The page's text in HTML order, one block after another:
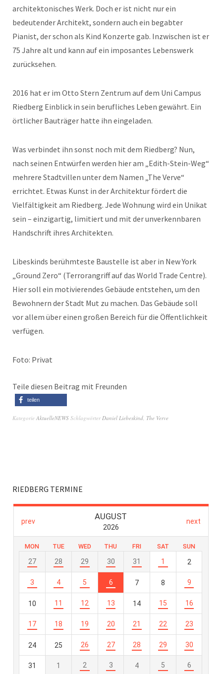
architektonisches Werk. Doch er ist nicht nur ein
bedeutender Architekt, sondern auch ein begabter
Pianist, der schon als Kind Konzerte gab. Inzwischen ist er
75 Jahre alt und kann auf ein imposantes Lebenswerk
zurücksehen.
2016 hat er im Otto Stern Zentrum auf dem Uni Campus
Riedberg Einblick in sein berufliches Leben gewährt. Ein
örtlicher Bauträger hatte ihn eingeladen.
Was verbindet ihn sonst noch mit dem Riedberg? Nun,
nach seinen Entwürfen werden hier am „Edith-Stein-Weg“
mehrere Stadtvillen unter dem Namen „The Verve“
errichtet. Etwas Kunst in der Architektur fördert die
Vielfältigkeit am Riedberg. Jede Wohnung wird ein Unikat
sein – einzigartig, limitiert und mit der unverkennbaren
Handschrift ihres Architekten.
Libeskinds berühmteste Baustelle ist aber in New York
„Ground Zero“ (Terrorangriff auf das World Trade Centre).
Hier soll ein motivierendes Gebäude entstehen, um den
Bewohnern der Stadt Mut zu machen. Das Gebäude soll
vor allem über einen großen Bereich für die Öffentlichkeit
verfügen.
Foto: Privat
Teile diesen Beitrag mit Freunden
teilen
Kategorie AktuelleNEWS Schlagwörter Daniel Liebeskind The Verve
RIEDBERG TERMINE